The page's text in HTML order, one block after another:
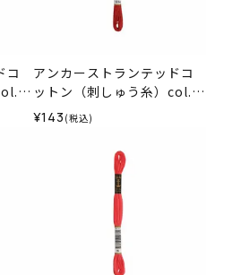
コ
アンカーストランテッドコ
ットン（刺しゅう糸）col.1
014
¥143 (税込)